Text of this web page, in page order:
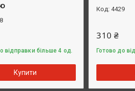
відправки більше 4 од.
Купити
4429
310 ₴
Готово до